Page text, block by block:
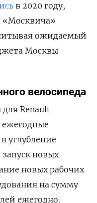
в 2020 году,
«Москвича»
ожидаемый
Москвы
велосипеда
Renault
ежегодные
углубление
новых
новых рабочих
на сумму
ежегодно.